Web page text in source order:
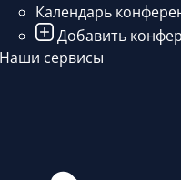
Календарь
Добавить
Наши сервисы